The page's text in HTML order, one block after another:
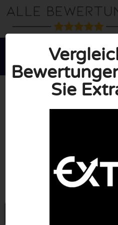

Sie